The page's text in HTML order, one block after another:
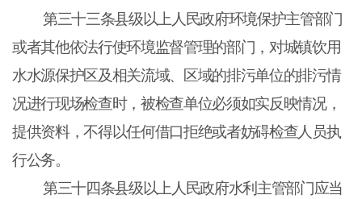
第三十三条县级以上人民政府环境保护主管部门
或者其他依法行使环境监督管理的部门，对城镇饮用
水水源保护区及相关流域、区域的排污单位的排污情
况进行现场检查时，被检查单位必须如实反映情况，
提供资料，不得以任何借口拒绝或者妨碍检查人员执
行公务。
第三十四条县级以上人民政府水利主管部门应当